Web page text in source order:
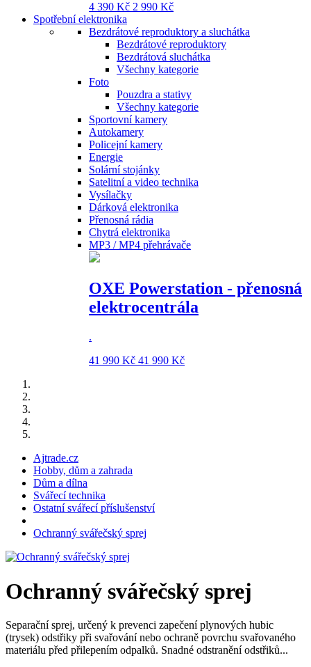
4 390 Kč 2 990 Kč
Spotřební elektronika
Bezdrátové reproduktory a sluchátka
Bezdrátové reproduktory
Bezdrátová sluchátka
Všechny kategorie
Foto
Pouzdra a stativy
Všechny kategorie
Sportovní kamery
Autokamery
Policejní kamery
Energie
Solární stojánky
Satelitní a video technika
Vysílačky
Dárková elektronika
Přenosná rádia
Chytrá elektronika
MP3 / MP4 přehrávače
OXE Powerstation - přenosná
elektrocentrála
.
41 990 Kč 41 990 Kč
Ajtrade.cz
Hobby, dům a zahrada
Dům a dílna
Svářecí technika
Ostatní svářecí příslušenství
Ochranný svářečský sprej
Ochranný svářečský sprej
Separační sprej, určený k prevenci zapečení plynových hubic
(trysek) odstřiky při svařování nebo ochraně povrchu svařovaného
materiálu před přilepením odpalků. Snadné odstranění odstřiků...